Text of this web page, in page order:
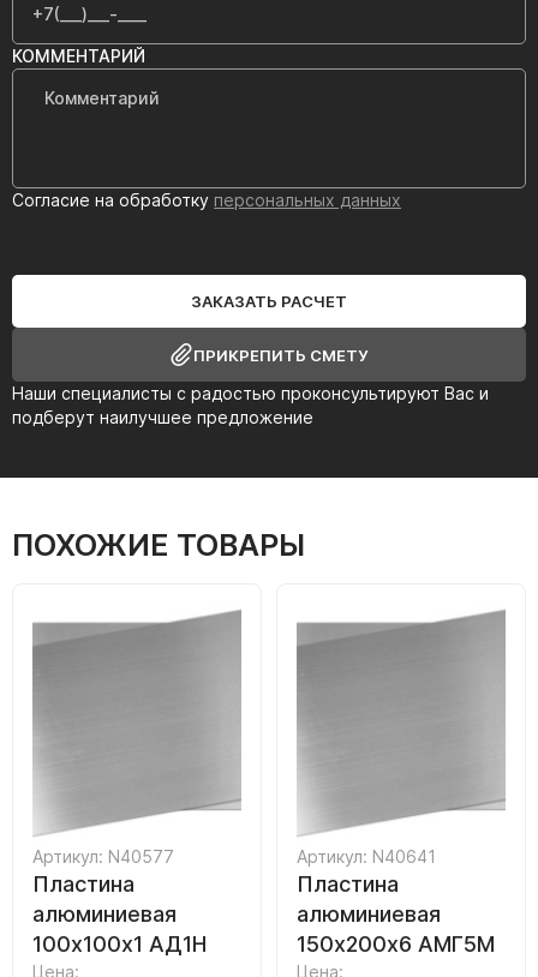
Наши специалисты с радостью проконсультируют Вас и
подберут наилучшее предложение
КОММЕНТАРИЙ
Согласие на обработку персональных данных
ЗАКАЗАТЬ РАСЧЕТ
ПРИКРЕПИТЬ СМЕТУ
ПОХОЖИЕ ТОВАРЫ
Артикул: N40577
Пластина
алюминиевая
100х100х1 АД1Н
Цена:
Артикул: N40641
Пластина
алюминиевая
150х200х6 АМГ5М
Цена: